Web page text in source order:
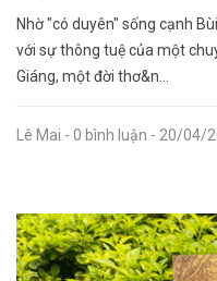
Nhờ "có duyên" sống cạnh
với sự thông tuệ của một
Giáng, một đời thơ&n...
Lê Mai - 0 bình luận - 20/04/